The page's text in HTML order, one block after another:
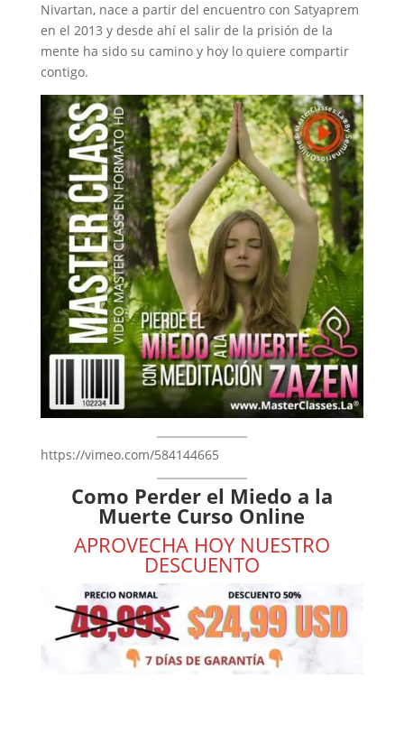
Nivartan, nace a partir del encuentro con Satyaprem
en el 2013 y desde ahí el salir de la prisión de la
mente ha sido su camino y hoy lo quiere compartir
contigo.
https://vimeo.com/584144665
Como Perder el Miedo a la
Muerte Curso Online
APROVECHA HOY NUESTRO
DESCUENTO